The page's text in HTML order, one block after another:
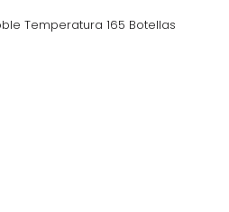
Temperatura 165 Botellas